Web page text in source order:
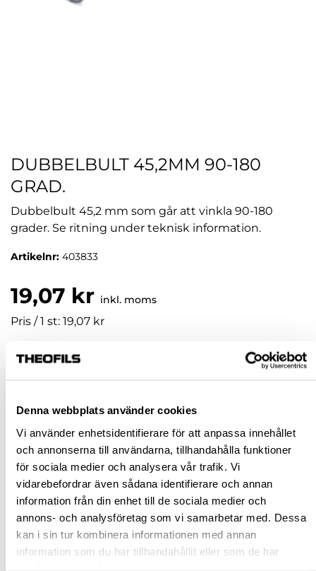
Denna webbplats använder cookies
Vi använder enhetsidentifierare för att anpassa innehållet
och annonserna till användarna, tillhandahålla funktioner
för sociala medier och analysera vår trafik. Vi
vidarebefordrar även sådana identifierare och annan
information från din enhet till de sociala medier och
annons- och analysföretag som vi samarbetar med. Dessa
kan i sin tur kombinera informationen med annan
information som du har tillhandahållit eller som de har
DUBBELBULT 45,2MM 90-180
GRAD.
Dubbelbult 45,2 mm som går att vinkla 90-180
grader. Se ritning under teknisk information.
Artikelnr: 403833
19,07 kr inkl. moms
Pris / 1 st: 19,07 kr
st
Jönköping huvudlager Finns i lager online
Jönköping butik Slut i lager
Malmö butik Slut i lager
Stockholm butik Slut i lager
Snabba leveranser
Hämta i butik